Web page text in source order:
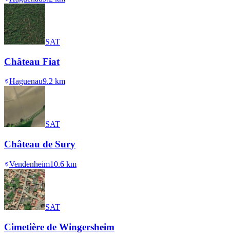
SAT
Château Fiat
Haguenau9.2 km
SAT
Château de Sury
Vendenheim10.6 km
SAT
Cimetière de Wingersheim